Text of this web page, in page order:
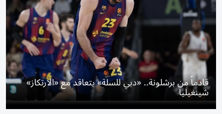
قادماً من برشلونة.. «دبي للسلة» يتعاقد مع «الارتكاز»
شينغيليا